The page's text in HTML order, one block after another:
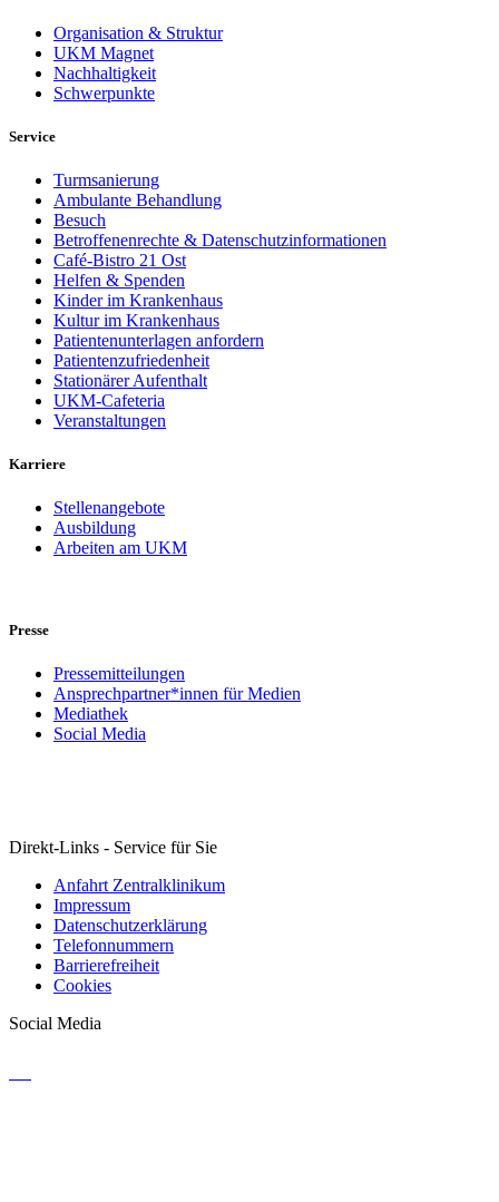
Organisation & Struktur
UKM Magnet
Nachhaltigkeit
Schwerpunkte
Service
Turmsanierung
Ambulante Behandlung
Besuch
Betroffenenrechte & Datenschutzinformationen
Café-Bistro 21 Ost
Helfen & Spenden
Kinder im Krankenhaus
Kultur im Krankenhaus
Patientenunterlagen anfordern
Patientenzufriedenheit
Stationärer Aufenthalt
UKM-Cafeteria
Veranstaltungen
Karriere
Stellenangebote
Ausbildung
Arbeiten am UKM
Presse
Pressemitteilungen
Ansprechpartner*innen für Medien
Mediathek
Social Media
Direkt-Links - Service für Sie
Anfahrt Zentralklinikum
Impressum
Datenschutzerklärung
Telefonnummern
Barrierefreiheit
Cookies
Social Media